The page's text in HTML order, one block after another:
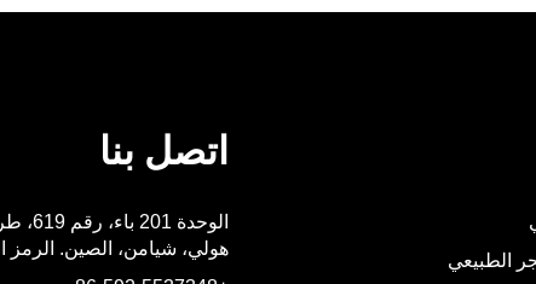
الطبيعي
اتصل بنا
هولي، شيامن، الصين. الرمز